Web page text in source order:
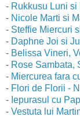
- Rukkusu Luni
- Nicole Marti si
- Steffie Miercuri
- Daphne Joi si
- Belissa Vineri,
- Rose Sambata,
- Miercurea fara
- Flori de Florii -
- Iepurasul cu
- Vestuta lui